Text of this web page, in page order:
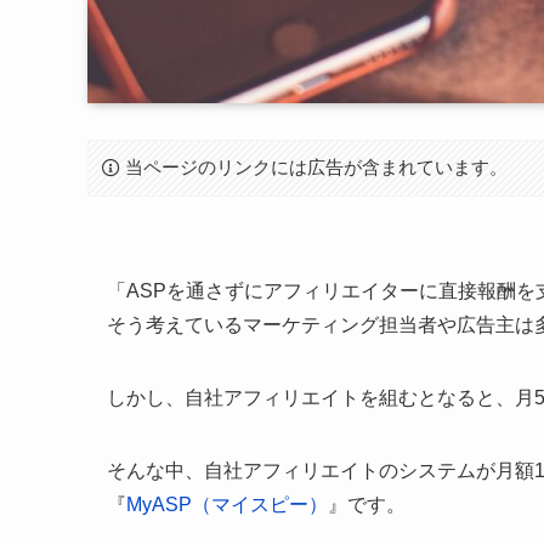
当ページのリンクには広告が含まれています。
「ASPを通さずにアフィリエイターに直接報酬を
そう考えているマーケティング担当者や広告主は
しかし、自社アフィリエイトを組むとなると、
そんな中、自社アフィリエイトのシステムが月
『MyASP（マイスピー） 』です。